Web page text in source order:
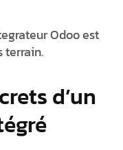
Odooest
terrain.
d’un